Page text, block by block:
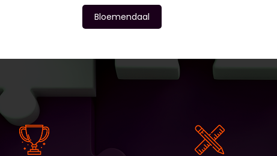
Bloemendaal